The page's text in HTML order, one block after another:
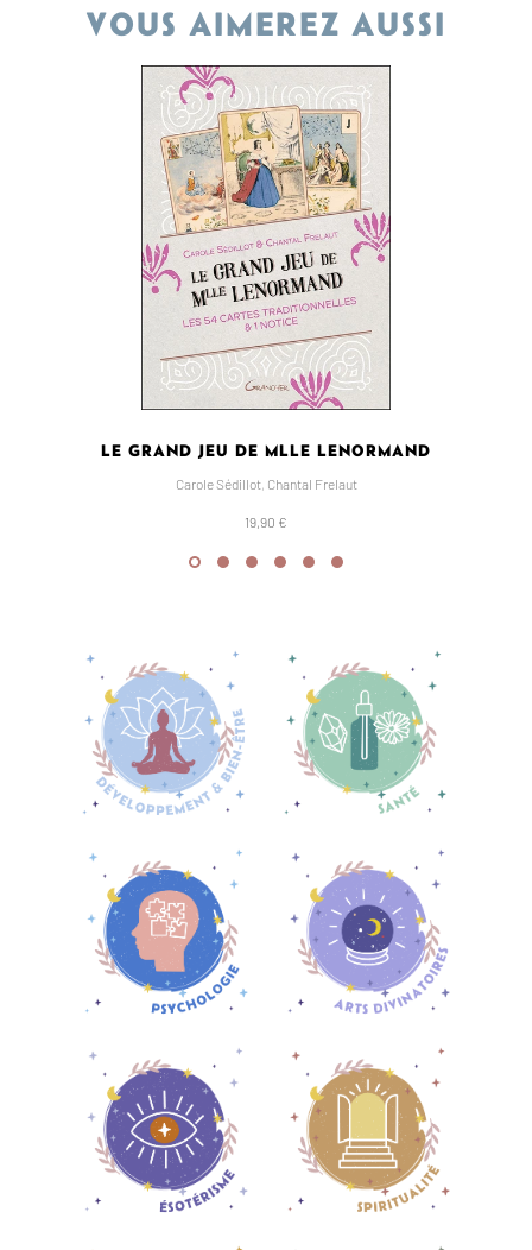
VOUS AIMEREZ AUSSI
LE GRAND JEU DE MLLE LENORMAND
Carole Sédillot, Chantal Frelaut
19,90 €